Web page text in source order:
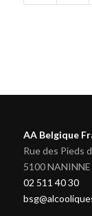
AA Belgique
Rue des Pieds
5100 NANINNE
02 511 40 30